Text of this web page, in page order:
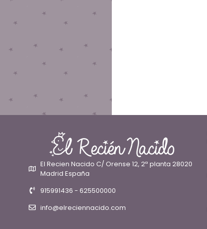
El Recien Nacido C/ Orense 12, 2ª planta 28020
Madrid España
915991436 - 625500000
info@elreciennacido.com